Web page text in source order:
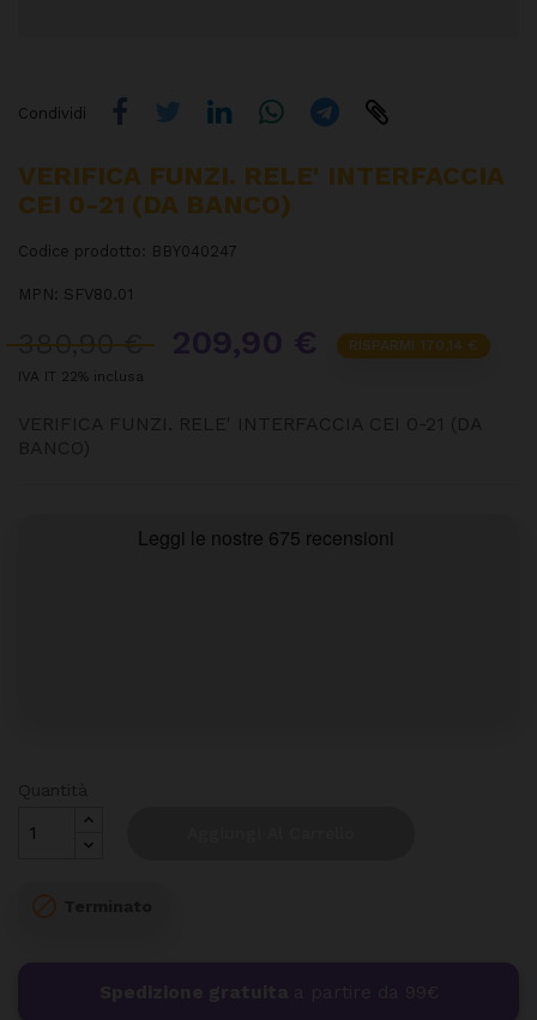
Condividi
VERIFICA FUNZI. RELE' INTERFACCIA
CEI 0-21 (DA BANCO)
Codice prodotto: BBY040247
MPN: SFV80.01
380,90 €
RISPARMI 170,14 €
IVA IT 22% inclusa